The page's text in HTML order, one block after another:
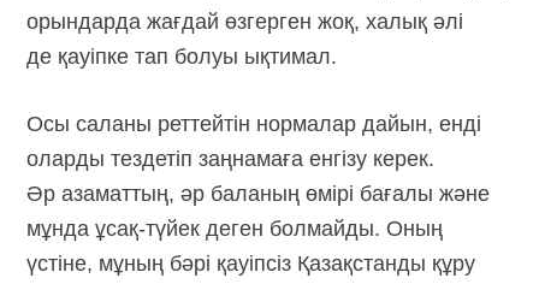
орындарда жағдай өзгерген жоқ, халық әлі
де қауіпке тап болуы ықтимал.
Осы саланы реттейтін нормалар дайын, енді
оларды тездетіп заңнамаға енгізу керек.
Әр азаматтың, әр баланың өмірі бағалы және
мұнда ұсақ-түйек деген болмайды. Оның
үстіне, мұның бәрі қауіпсіз Қазақстанды құру